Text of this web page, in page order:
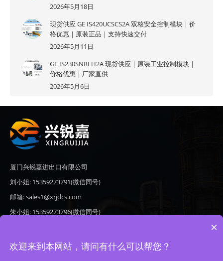
2026年5月18日
现货供应 GE IS420UCSCS2A 双核安全控制模块｜价
格优惠｜原装正品｜支持快速交付
2026年5月11日
GE IS230SNRLH2A 现货供应｜原装工业控制模块｜
价格优惠｜厂家直供
2026年5月6日
厦门兴锐嘉进出口有限公司
刘小姐: 15359273791(微信同号)
邮箱: sales1@xrjdcs.com
朱小姐: 15359273796(微信同号)
地址: 厦门市翔安区新澳路510号海峡现代城A座6楼609
×
欢迎来到本网站，请问有什么可以帮您？